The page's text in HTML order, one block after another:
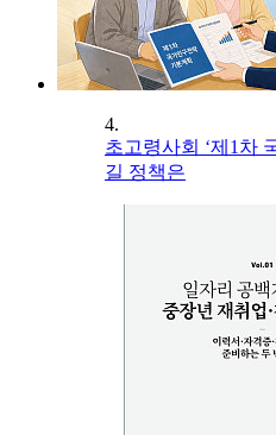
4.
초고령사회 ‘제1차
길 정책은